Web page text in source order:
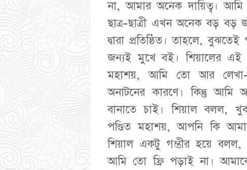
না, আমার অনেক দায়িত্ব। আমি
ছাত্র-ছাত্রী এখন অনেক বড় বড়
দ্বারা প্রতিষ্ঠিত। তাহলে,
জন্যই মুখে বই। শিয়ালের
মহাশয়, আমি তো আর লেখা-
অনাটনের কারণে। কিন্তু
বানাতে চাই। শিয়াল বলল,
পণ্ডিত মহাশয়, আপনি কি
শিয়াল একটু গম্ভীর হয়ে
আমি তো ফ্রি পড়াই না।